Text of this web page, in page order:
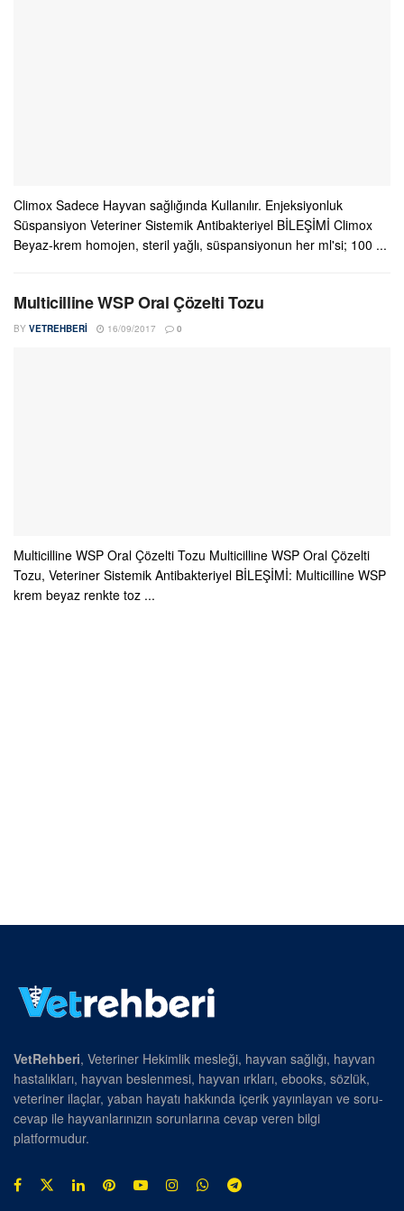
Climox Sadece Hayvan sağlığında Kullanılır. Enjeksiyonluk
Süspansiyon Veteriner Sistemik Antibakteriyel BİLEŞİMİ Climox
Beyaz-krem homojen, steril yağlı, süspansiyonun her ml'si; 100 ...
Multicilline WSP Oral Çözelti Tozu
BY VETREHBERI 16/09/2017 0
Multicilline WSP Oral Çözelti Tozu Multicilline WSP Oral Çözelti
Tozu, Veteriner Sistemik Antibakteriyel BİLEŞİMİ: Multicilline WSP
krem beyaz renkte toz ...
VetRehberi, Veteriner Hekimlik mesleği, hayvan sağlığı, hayvan
hastalıkları, hayvan beslenmesi, hayvan ırkları, ebooks, sözlük,
veteriner ilaçlar, yaban hayatı hakkında içerik yayınlayan ve soru-
cevap ile hayvanlarınızın sorunlarına cevap veren bilgi
platformudur.